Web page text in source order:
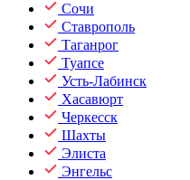
Сочи
Ставрополь
Таганрог
Туапсе
Усть-Лабинск
Хасавюрт
Черкесск
Шахты
Элиста
Энгельс